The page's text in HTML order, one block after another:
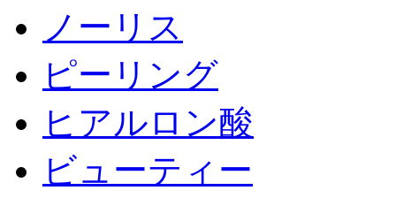
ノーリス
ピーリング
ヒアルロン酸
ビューティー